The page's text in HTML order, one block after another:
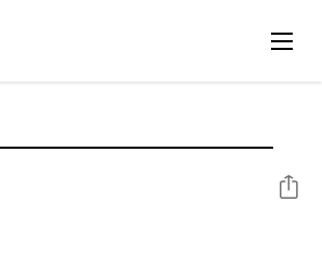
分享